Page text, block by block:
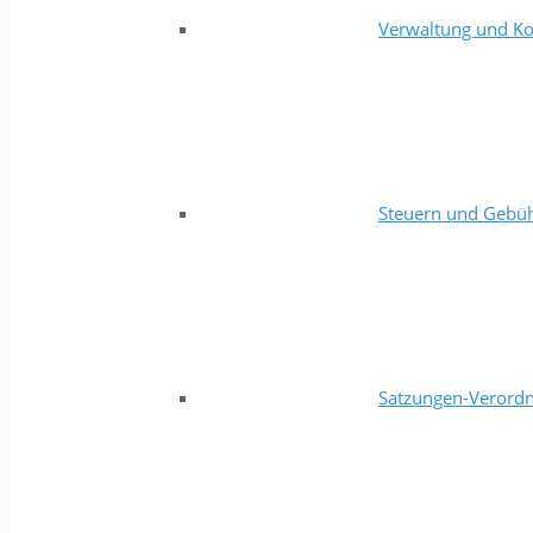
Verwaltung und
Steuern und
Satzungen-